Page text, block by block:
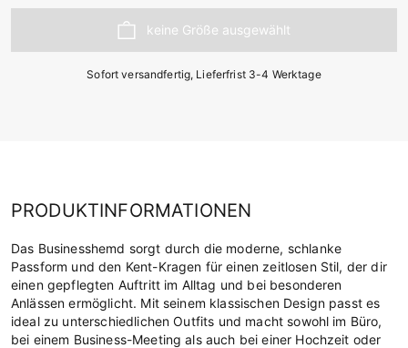
Sofort versandfertig, Lieferfrist 3-4 Werktage
PRODUKTINFORMATIONEN
Das Businesshemd sorgt durch die moderne, schlanke
Passform und den Kent-Kragen für einen zeitlosen Stil, der dir
einen gepflegten Auftritt im Alltag und bei besonderen
Anlässen ermöglicht. Mit seinem klassischen Design passt es
ideal zu unterschiedlichen Outfits und macht sowohl im Büro,
bei einem Business-Meeting als auch bei einer Hochzeit oder